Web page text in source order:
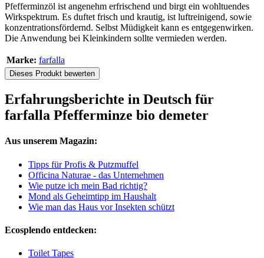
Pfefferminzöl ist angenehm erfrischend und birgt ein wohltuendes
Wirkspektrum. Es duftet frisch und krautig, ist luftreinigend, sowie
konzentrationsfördernd. Selbst Müdigkeit kann es entgegenwirken.
Die Anwendung bei Kleinkindern sollte vermieden werden.
Marke: farfalla
Dieses Produkt bewerten
Erfahrungsberichte in Deutsch für
farfalla Pfefferminze bio demeter
Aus unserem Magazin:
Tipps für Profis & Putzmuffel
Officina Naturae - das Unternehmen
Wie putze ich mein Bad richtig?
Mond als Geheimtipp im Haushalt
Wie man das Haus vor Insekten schützt
Ecosplendo entdecken:
Toilet Tapes